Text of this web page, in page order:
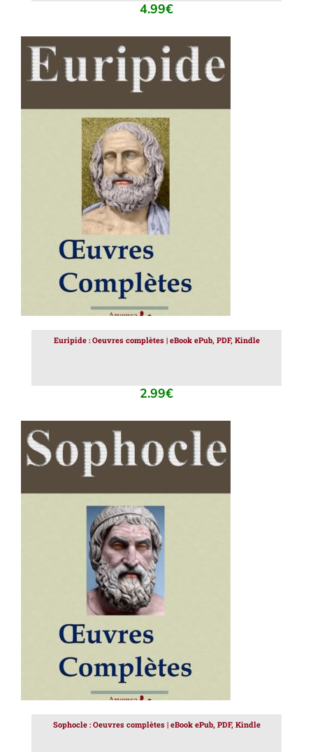
4.99€
AJOUTER AU PANIER / DÉTAILS
Euripide : Oeuvres complètes | eBook ePub, PDF, Kindle
2.99€
AJOUTER AU PANIER /
Sophocle : Oeuvres complètes | eBook ePub, PDF, Kindle